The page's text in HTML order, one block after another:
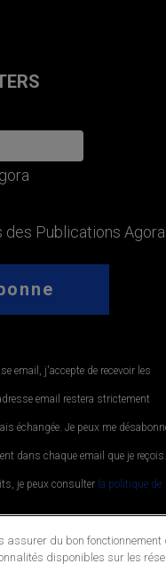
des Publications Agora
email, j'accepte de recevoir les
email restera strictement
échangée. Je peux me
dans chaque email que je
je peux consulter la politique de
assurer du bon
disponibles sur les